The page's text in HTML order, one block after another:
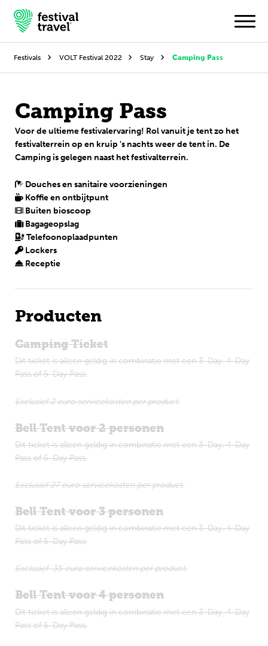
Travel
Inspiratie
Festivalnieuws
Contact
Mijn account
Nederlands
Festivals VOLT Festival 2022 Stay Camping Pass
Camping Pass
Voor de ultieme festivalervaring! Rol vanuit je tent zo het
festivalterrein op en kruip 's nachts weer de tent in. De
Camping is gelegen naast het festivalterrein.
Douches en sanitaire voorzieningen
Koffie en ontbijtpunt
Buiten bioscoop
Bagageopslag
Telefoonoplaadpunten
Lockers
Receptie
Producten
Camping Ticket
Dit ticket is alleen geldig in combinatie met een 3-Day, 4-Day
Pass of 5-Day Pass.
Exclusief 2 euro servicekosten per product.
Bell Tent voor 2 personen
Dit ticket is alleen geldig in combinatie met een 3-Day, 4-Day
Pass of 5-Day Pass.
Exclusief 27 euro servicekosten per product.
Bell Tent voor 3 personen
Dit ticket is alleen geldig in combinatie met een 3-Day, 4-Day
Pass of 5-Day Pass.
Exclusief 35 euro servicekosten per product.
Bell Tent voor 4 personen
Dit ticket is alleen geldig in combinatie met een 3-Day, 4-Day
Pass of 5-Day Pass.